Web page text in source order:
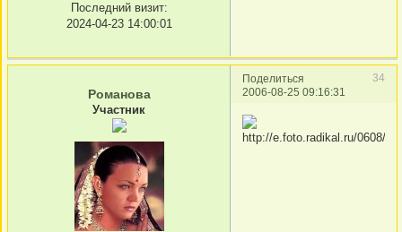
Последний визит:
2024-04-23 14:00:01
Поделиться
34
2006-08-25 09:16:31
Романова
Участник